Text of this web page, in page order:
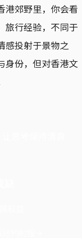
港郊野里，你会看
旅行经验，不同于
感投射于景物之
身份，但对香港文